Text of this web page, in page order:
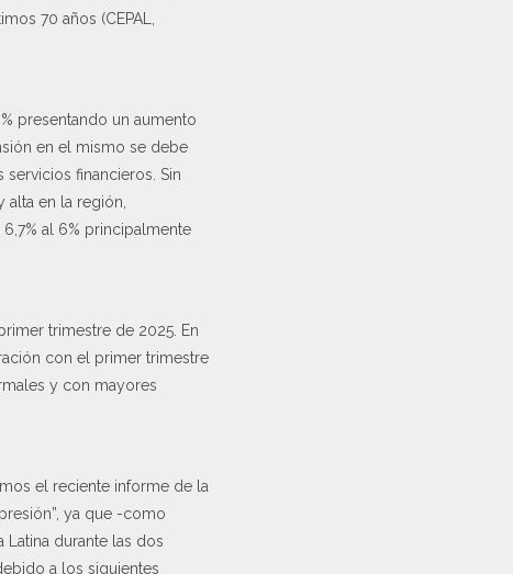
70 años (CEPAL,
presentando un aumento
en el mismo se debe
financieros. Sin
alta en la región,
al 6% principalmente
trimestre de 2025. En
con el primer trimestre
y con mayores
el reciente informe de la
ya que -como
durante las dos
a los siguientes